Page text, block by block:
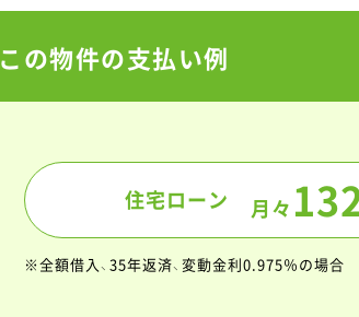
この物件の支払い例
住宅ローン 月々
※全額借入、35年返済、変動金利0.975％の場合